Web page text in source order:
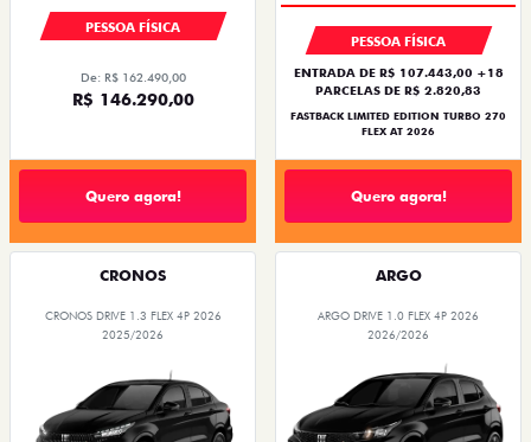
PESSOA FÍSICA
De: R$ 162.490,00
R$ 146.290,00
Quero agora!
PESSOA FÍSICA
ENTRADA DE R$ 107.443,00 +18
PARCELAS DE R$ 2.820,83
FASTBACK LIMITED EDITION TURBO 270
FLEX AT 2026
Quero agora!
CRONOS
CRONOS DRIVE 1.3 FLEX 4P 2026
2025/2026
ARGO
ARGO DRIVE 1.0 FLEX 4P 2026
2026/2026